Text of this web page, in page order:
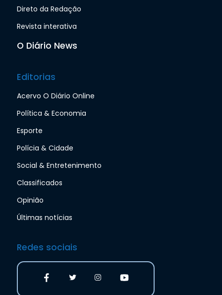
Direto da Redação
Revista interativa
O Diário News
Editorias
Acervo O Diário Online
Política & Economia
Esporte
Polícia & Cidade
Social & Entretenimento
Classificados
Opinião
Últimas notícias
Redes sociais